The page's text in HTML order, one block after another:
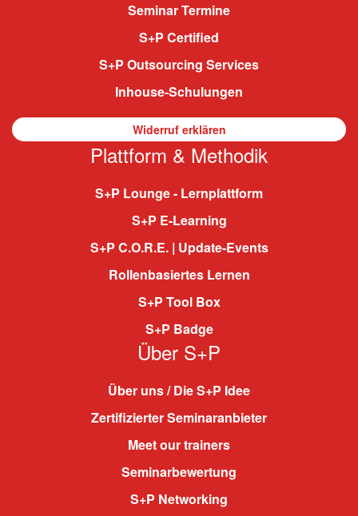
Seminar Termine
S+P Certified
S+P Outsourcing Services
Inhouse-Schulungen
Widerruf erklären
Plattform & Methodik
S+P Lounge - Lernplattform
S+P E-Learning
S+P C.O.R.E. | Update-Events
Rollenbasiertes Lernen
S+P Tool Box
S+P Badge
Über S+P
Über uns / Die S+P Idee
Zertifizierter Seminaranbieter
Meet our trainers
Seminarbewertung
S+P Networking